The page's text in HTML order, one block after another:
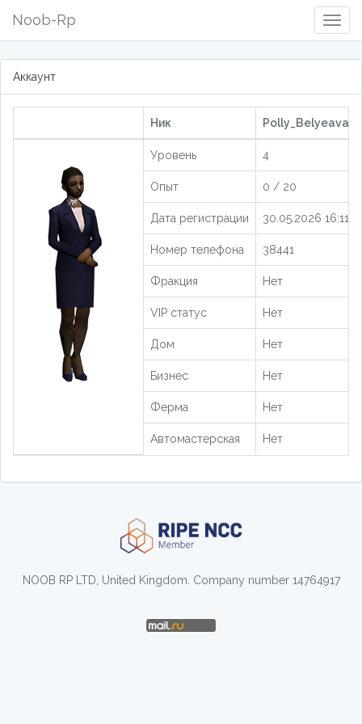
Noob-Rp
Аккаунт
Ник Polly_Belyeava
Уровень 4
Опыт 0 / 20
Дата регистрации 30.05.2026
Номер телефона 38441
Фракция Нет
VIP статус Нет
Дом Нет
Бизнес Нет
Ферма Нет
Автомастерская Нет
NOOB RP LTD, United Kingdom. Company number 14764917